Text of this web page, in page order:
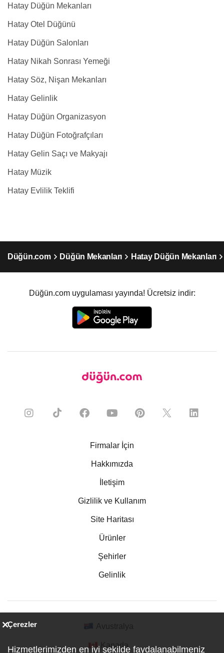
Hatay Düğün Mekanları
Hatay Otel Düğünü
Hatay Düğün Salonları
Hatay Nikah Sonrası Yemeği
Hatay Söz, Nişan Mekanları
Hatay Gelinlik
Hatay Düğün Organizasyon
Hatay Düğün Fotoğrafçıları
Hatay Gelin Saçı ve Makyajı
Hatay Müzik
Hatay Evlilik Teklifi
Düğün.com Düğün Mekanları Hatay Düğün Mekanları
Düğün.com uygulaması yayında! Ücretsiz indir:
Firmalar İçin
Hakkımızda
İletişim
Gizlilik ve Kullanım
Site Haritası
Ürünler
Şehirler
Gelinlik
Kanada
Çerezler
Hizmetlerimizden en iyi şekilde faydalanabilmeniz